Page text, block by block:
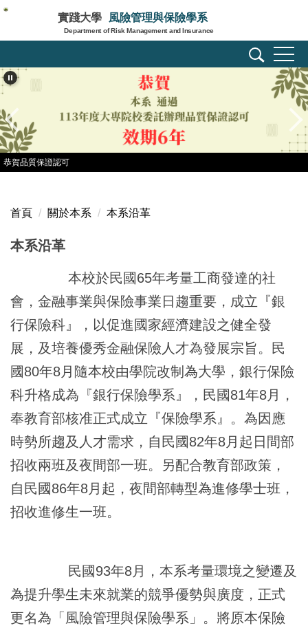
跳
主
內
區
實踐大學 風險管理與保險學系
Department of Risk Management and Insurance
恭賀品質保證認可
首頁 關於本系 本系沿革
本系沿革
本校於民國65年考量工商發達的社
會，金融事業與保險事業日趨重要，成立『銀
行保險科』，以促進國家經濟建設之健全發
展，及培養優秀金融保險人才為發展宗旨。民
國80年8月隨本校由學院改制為大學，銀行保險
科升格成為『銀行保險學系』，民國81年8月，
奉教育部核准正式成立『保險學系』。為因應
時勢所趨及人才需求，自民國82年8月起日間部
招收兩班及夜間部一班。另配合教育部政策，
自民國86年8月起，夜間部轉型為進修學士班，
招收進修生一班。
民國93年8月，本系考量環境之變遷及
為提升學生未來就業的競爭優勢與廣度，正式
更名為「風險管理與保險學系」。將原本保險